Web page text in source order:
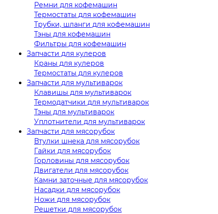
Ремни для кофемашин
Термостаты для кофемашин
Трубки, шланги для кофемашин
Тэны для кофемашин
Фильтры для кофемашин
Запчасти для кулеров
Краны для кулеров
Термостаты для кулеров
Запчасти для мультиварок
Клавишы для мультиварок
Термодатчики для мультиварок
Тэны для мультиварок
Уплотнители для мультиварок
Запчасти для мясорубок
Втулки шнека для мясорубок
Гайки для мясорубок
Горловины для мясорубок
Двигатели для мясорубок
Камни заточные для мясорубок
Насадки для мясорубок
Ножи для мясорубок
Решетки для мясорубок